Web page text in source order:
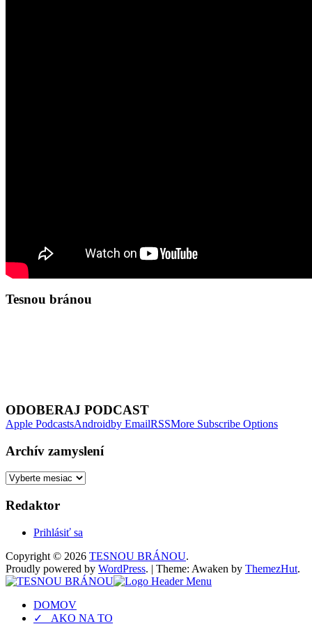
Tesnou bránou
ODOBERAJ PODCAST
Apple PodcastsAndroidby EmailRSSMore Subscribe Options
Archív zamyslení
Archív
Redaktor
Prihlásiť sa
Copyright © 2026 TESNOU BRÁNOU.
Proudly powered by WordPress. | Theme: Awaken by ThemezHut.
DOMOV
✓ AKO NA TO